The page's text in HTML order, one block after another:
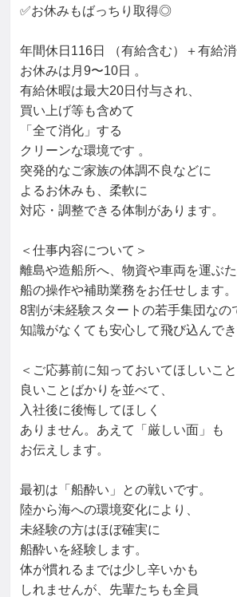
✅お休みもばっちり取得◎
年間休日116日 （有給含む）＋有給
お休みは月9〜10日 。
有給休暇は最大20日付与され、
買い上げ等も含めて
「全て消化」する
クリーンな環境です 。
突発的なご家族の体調不良などに
よるお休みも、柔軟に
対応・調整できる体制があります。
＜仕事内容について＞
離島や造船所へ、物資や車両を運ぶ
船の操作や補助業務をお任せします。
8割が未経験スタートの若手集団なの
知識がなくても安心して飛び込んで
＜ご応募前に知っておいてほしいこと
良いことばかりを並べて、
入社後に後悔してほしく
ありません。あえて「厳しい面」も
お伝えします。
最初は「船酔い」との戦いです。
陸から海への環境変化により、
未経験の方はほぼ確実に
船酔いを経験します。
体が慣れるまでは少し辛いかも
しれませんが、先輩たちも全員